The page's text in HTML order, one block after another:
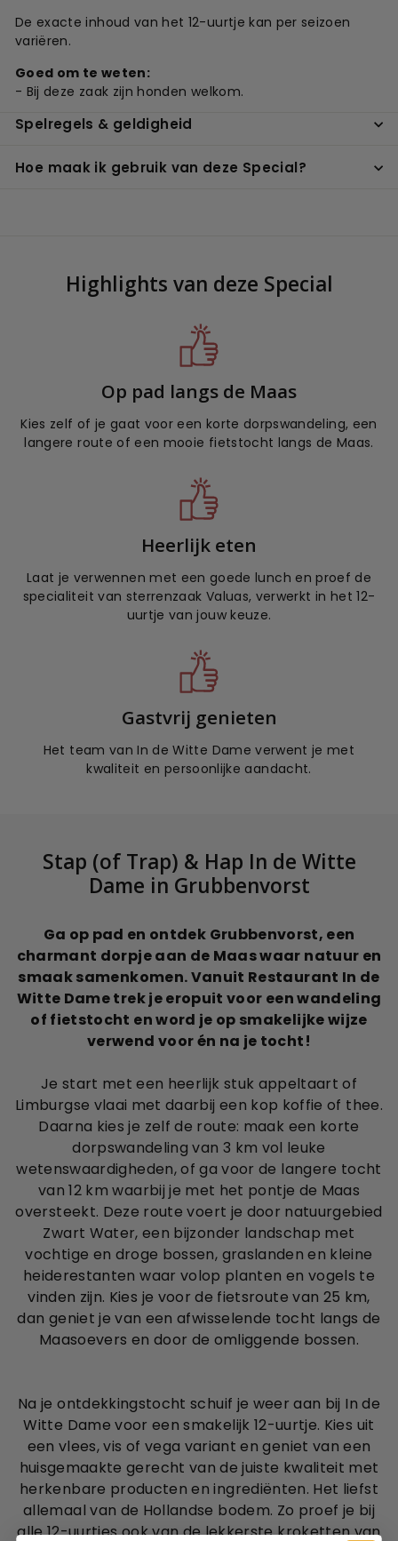
De exacte inhoud van het 12-uurtje kan per seizoen
variëren.
Goed om te weten:
- Bij deze zaak zijn honden welkom.
Spelregels & geldigheid
Hoe maak ik gebruik van deze Special?
Highlights van deze Special
Op pad langs de Maas
Kies zelf of je gaat voor een korte dorpswandeling, een
langere route of een mooie fietstocht langs de Maas.
Heerlijk eten
Laat je verwennen met een goede lunch en proef de
specialiteit van sterrenzaak Valuas, verwerkt in het 12-
uurtje van jouw keuze.
Gastvrij genieten
Het team van In de Witte Dame verwent je met
kwaliteit en persoonlijke aandacht.
Stap (of Trap) & Hap In de Witte
Dame in Grubbenvorst
Ga op pad en ontdek Grubbenvorst, een
charmant dorpje aan de Maas waar natuur en
smaak samenkomen. Vanuit Restaurant In de
Witte Dame trek je eropuit voor een wandeling
of fietstocht en word je op smakelijke wijze
verwend voor én na je tocht!
Je start met een heerlijk stuk appeltaart of
Limburgse vlaai met daarbij een kop koffie of thee.
Daarna kies je zelf de route: maak een korte
dorpswandeling van 3 km vol leuke
wetenswaardigheden, of ga voor de langere tocht
van 12 km waarbij je met het pontje de Maas
oversteekt. Deze route voert je door natuurgebied
Zwart Water, een bijzonder landschap met
vochtige en droge bossen, graslanden en kleine
heiderestanten waar volop planten en vogels te
vinden zijn. Kies je voor de fietsroute van 25 km,
dan geniet je van een afwisselende tocht langs de
Maasoevers en door de omliggende bossen.
Na je ontdekkingstocht schuif je weer aan bij In de
Witte Dame voor een smakelijk 12-uurtje. Kies uit
een vlees, vis of vega variant en geniet van een
huisgemaakte gerecht van de juiste kwaliteit met
herkenbare producten en ingrediënten. Het liefst
allemaal van de Hollandse bodem. Zo proef je bij
alle 12-uurtjes ook van de lekkerste kroketten van